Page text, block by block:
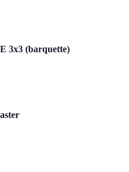
3x3 (barquette)